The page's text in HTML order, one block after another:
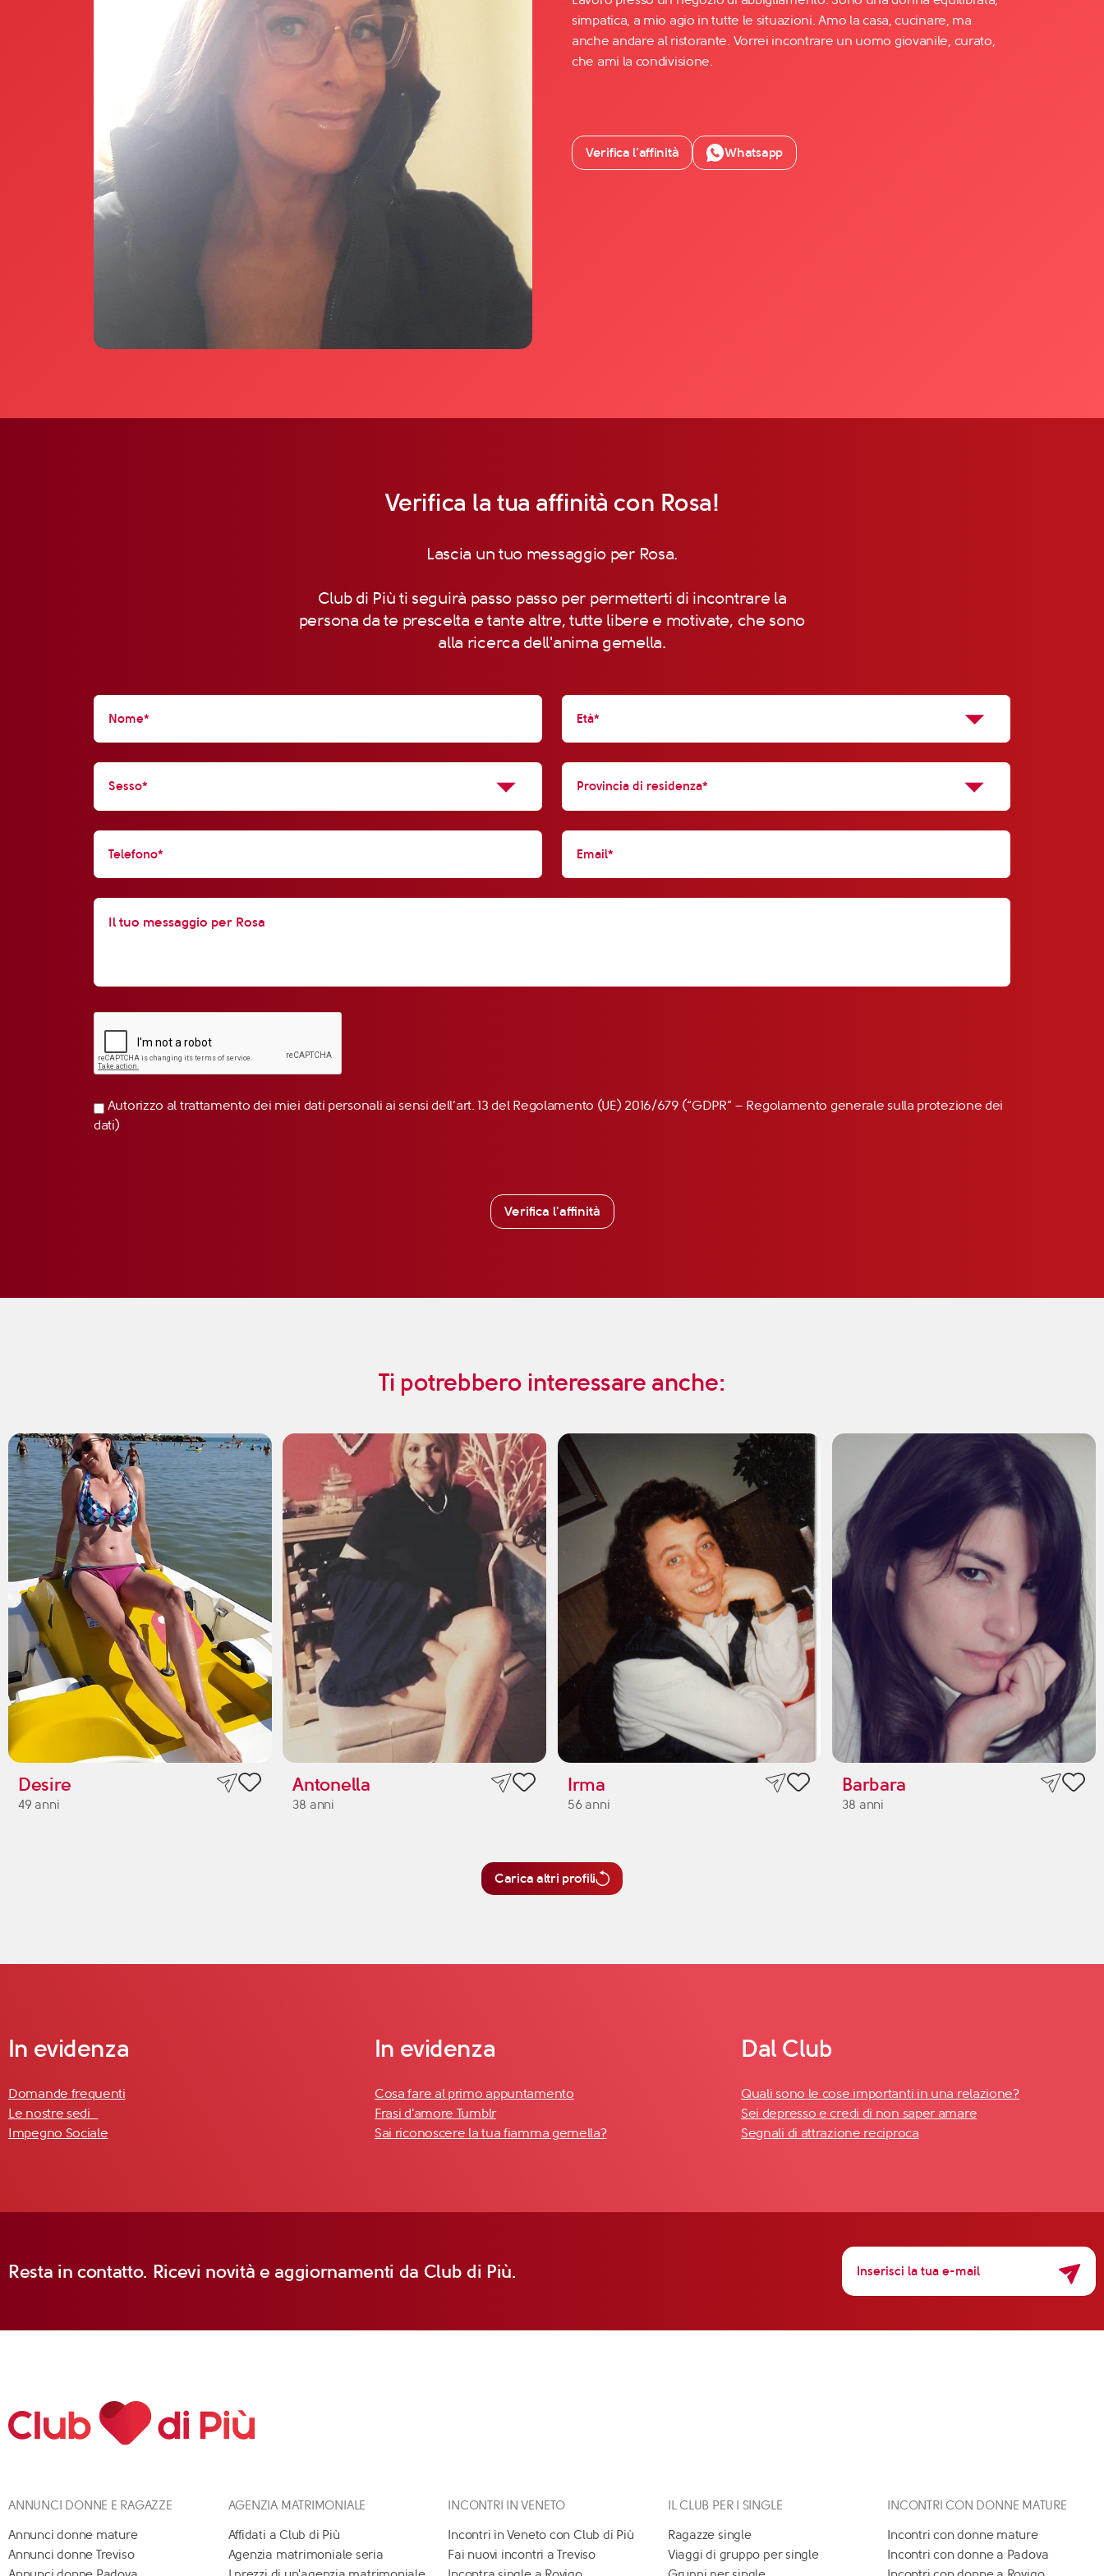
Facebook
TikTok
simpatica, a mio agio in tutte le situazioni. Amo la casa, cucinare, ma
anche andare al ristorante. Vorrei incontrare un uomo giovanile, curato,
che ami la condivisione.
Verifica l’affinità Whatsapp
Verifica la tua affinità con Rosa!
Lascia un tuo messaggio per Rosa.
Club di Più ti seguirà passo passo per permetterti di incontrare la
persona da te prescelta e tante altre, tutte libere e motivate, che sono
alla ricerca dell'anima gemella.
Autorizzo al trattamento dei miei dati personali ai sensi dell’art. 13 del Regolamento (UE) 2016/679 (“GDPR” – Regolamento generale sulla protezione dei
dati)
Verifica l'affinità
Ti potrebbero interessare anche:
Desire
49 anni
Antonella
38 anni
Irma
56 anni
Barbara
38 anni
Carica altri profili
In evidenza
Domande frequenti
Le nostre sedi
Impegno Sociale
In evidenza
Cosa fare al primo appuntamento
Frasi d'amore Tumblr
Sai riconoscere la tua fiamma gemella?
Dal Club
Quali sono le cose importanti in una relazione?
Sei depresso e credi di non saper amare
Segnali di attrazione reciproca
Resta in contatto. Ricevi novità e aggiornamenti da Club di Più.
ANNUNCI DONNE E RAGAZZE
Annunci donne mature
Annunci donne Treviso
AGENZIA MATRIMONIALE
Affidati a Club di Più
Agenzia matrimoniale seria
INCONTRI IN VENETO
Incontri in Veneto con Club di Più
Fai nuovi incontri a Treviso
IL CLUB PER I SINGLE
Ragazze single
Viaggi di gruppo per single
INCONTRI CON DONNE MATURE
Incontri con donne mature
Incontri con donne a Padova